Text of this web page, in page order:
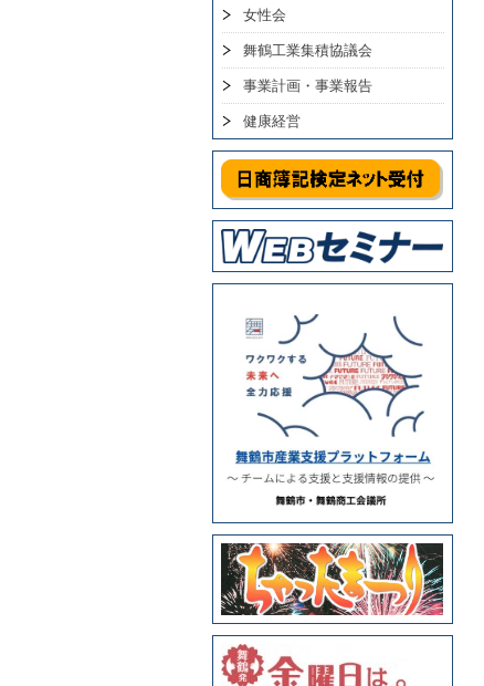
女性会
舞鶴工業集積協議会
事業計画・事業報告
健康経営